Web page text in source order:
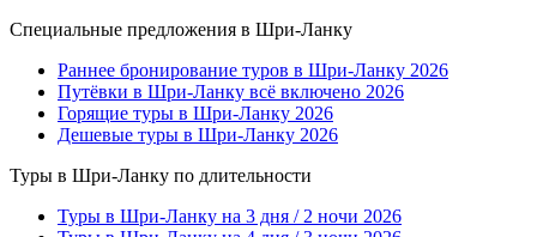
Специальные предложения в Шри-Ланку
Раннее бронирование туров в Шри-Ланку 2026
Путёвки в Шри-Ланку всё включено 2026
Горящие туры в Шри-Ланку 2026
Дешевые туры в Шри-Ланку 2026
Туры в Шри-Ланку по длительности
Туры в Шри-Ланку на 3 дня / 2 ночи 2026